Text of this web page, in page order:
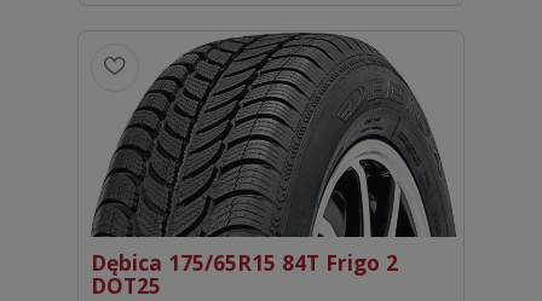
Dębica 175/65R15 84T Frigo 2
DOT25